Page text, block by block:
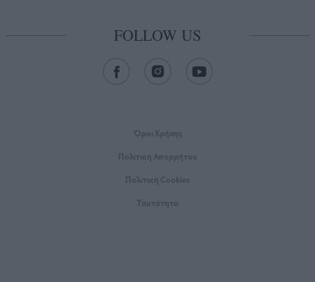
FOLLOW US
Όροι Xρήσης
Πολιτική Απορρήτου
Πολιτική Cookies
Ταυτότητα